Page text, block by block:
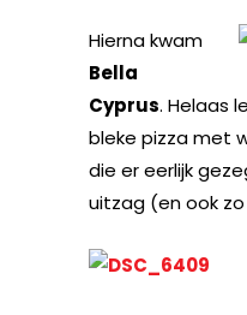
Hierna kwam
Bella
Cyprus. Helaas
bleke pizza met
die er eerlijk
uitzag (en ook